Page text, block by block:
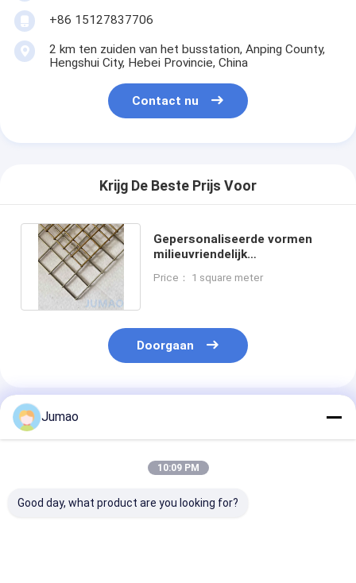
+86 15127837706
2 km ten zuiden van het busstation, Anping County,
Hengshui City, Hebei Provincie, China
Contact nu
Krijg De Beste Prijs Voor
Gepersonaliseerde vormen
milieuvriendelijk
of vellen
Price： 1 square meter
Doorgaan
Geadviseerde Producten
Jumao
10:09 PM
Good day, what product are you looking for?